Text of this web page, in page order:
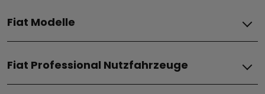
Fiat Modelle
Grande Panda Elektro
Topolino
Fiat Professional Nutzfahrzeuge